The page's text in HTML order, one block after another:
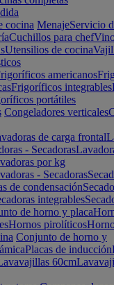
cocina MenajeServicio
Cuchillos para chef
Utensilios de cocina
americanos
Frigoríficos integrables
portátiles
Congeladores verticales
de carga frontal
- Secadoras
por kg
- Secadoras
de condensación
integrables
de horno y placa
Hornos pirolíticos
Conjunto de horno y
Placas de inducción
60cm